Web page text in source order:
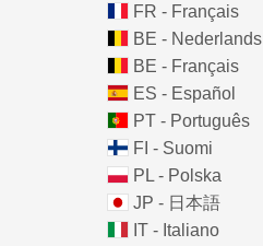
FR - Français
BE - Nederlands
BE - Français
ES - Español
PT - Português
FI - Suomi
PL - Polska
JP - 日本語
IT - Italiano